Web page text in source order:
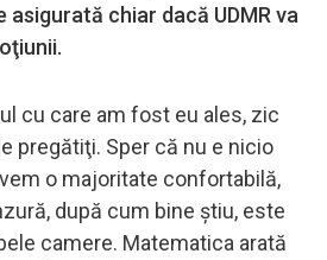
chiar dacă UDMR va
cu care am fost eu ales, zic
pregătiţi. Sper că nu e nicio
o majoritate confortabilă,
după cum bine ştiu, este
camere. Matematica arată